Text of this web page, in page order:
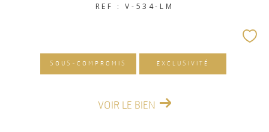
REF : V-534-LM
SOUS-COMPROMIS EXCLUSIVITÉ
VOIR LE BIEN